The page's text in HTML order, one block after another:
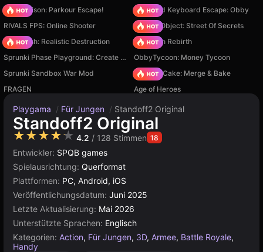
Barry Prison: Parkour Escape!
+1 Speed Keyboard Escape: Obby
RIVALS FPS: Online Shooter
Hidden Object: Street Of Secrets
Car Crush: Realistic Destruction
Stickman Rebirth
Sprunki Phase Playground: Create Sprunki and Music
ObbyTycoon: Money Tycoon
Sprunki Sandbox War Mod
Piece of Cake: Merge & Bake
FRAGEN
Age of Heroes
Playgama / Für Jungen / Standoff2 Original
Standoff2 Original
★★★★★ 4.2 / 128 Stimmen 18
Entwickler: SPQB games
Spielausrichtung: Querformat
Plattformen: PC, Android, iOS
Veröffentlichungsdatum: Juni 2025
Letzte Aktualisierung: Mai 2026
Unterstützte Sprachen: Englisch
Kategorien: Action, Für Jungen, 3D, Armee, Battle Royale,
Handy